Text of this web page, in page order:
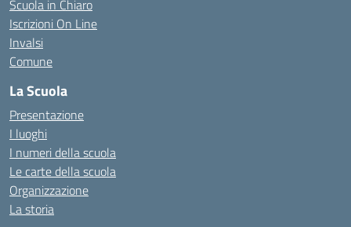
Scuola in Chiaro
Iscrizioni On Line
Invalsi
Comune
La Scuola
Presentazione
I luoghi
I numeri della scuola
Le carte della scuola
Organizzazione
La storia